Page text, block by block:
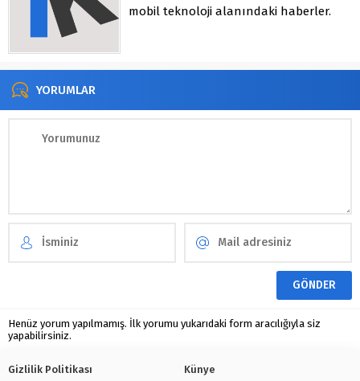
mobil teknoloji alanındaki haberler.
YORUMLAR
Henüz yorum yapılmamış. İlk yorumu yukarıdaki form aracılığıyla siz
yapabilirsiniz.
Gizlilik Politikası Künye